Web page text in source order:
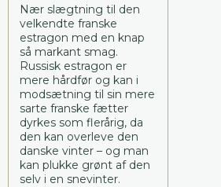
Nær slægtning til den
velkendte franske
estragon med en knap
så markant smag.
Russisk estragon er
mere hårdfør og kan i
modsætning til sin mere
sarte franske fætter
dyrkes som flerårig, da
den kan overleve den
danske vinter – og man
kan plukke grønt af den
selv i en snevinter.